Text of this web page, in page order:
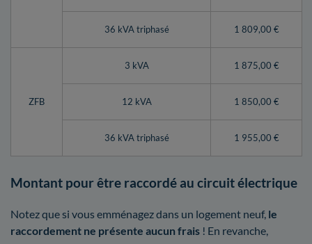
36 kVA triphasé 1 809,00 €
ZFB
3 kVA 1 875,00 €
12 kVA 1 850,00 €
36 kVA triphasé 1 955,00 €
Montant pour être raccordé au circuit électrique
Notez que si vous emménagez dans un logement neuf, le
raccordement ne présente aucun frais ! En revanche,